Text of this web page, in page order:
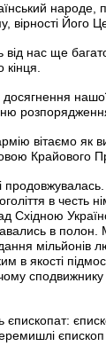
народе,
вірності Його
від нас ще
досягнення
вітаємо як
Крайового
в честь
Східною
в полон.
мільйонів
якості
єпископат: